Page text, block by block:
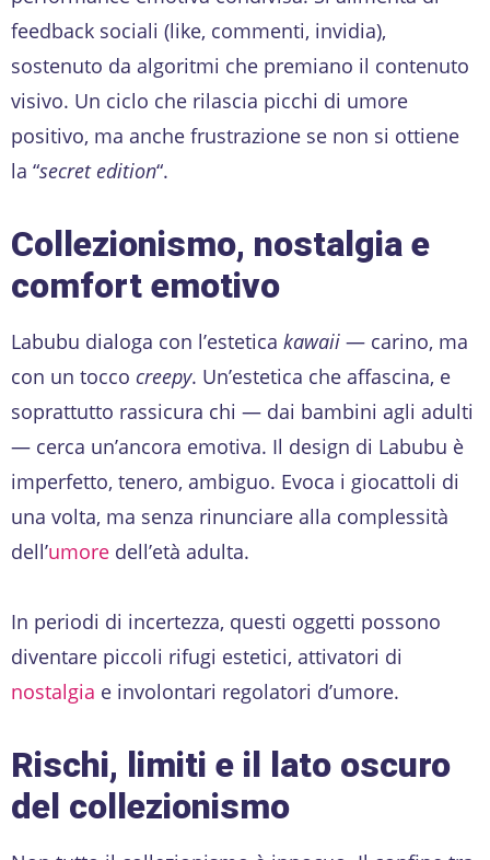
feedback sociali (like, commenti, invidia),
sostenuto da algoritmi che premiano il contenuto
visivo. Un ciclo che rilascia picchi di umore
positivo, ma anche frustrazione se non si ottiene
la “secret edition“.
Collezionismo, nostalgia e
comfort emotivo
Labubu dialoga con l’estetica kawaii — carino, ma
con un tocco creepy. Un’estetica che affascina, e
soprattutto rassicura chi — dai bambini agli adulti
— cerca un’ancora emotiva. Il design di Labubu è
imperfetto, tenero, ambiguo. Evoca i giocattoli di
una volta, ma senza rinunciare alla complessità
dell’umore dell’età adulta.
In periodi di incertezza, questi oggetti possono
diventare piccoli rifugi estetici, attivatori di
nostalgia e involontari regolatori d’umore.
Rischi, limiti e il lato oscuro
del collezionismo